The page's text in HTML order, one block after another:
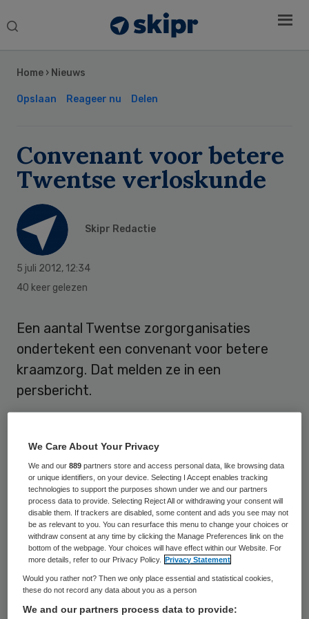
Search
Home › Nieuws
Opslaan Reageer nu Delen
Convenant voor betere
Twentse verloskunde
Skipr Redactie
5 juli 2012, 12:34
40 keer gelezen
Een aantal Twentse zorgorganisaties
ondertekent een convenant voor betere
kraamzorg. Dat melden ze in een
persbericht.
kraamzorg,BTK Zorg,Kraamzorg Excellent
Kraamzorg ZSM,VVT zorgverlenersen
Naviva kraamzorg. De bedrijven willen
komen tot één regionaal aanspreekpunt
voor kraamzorg. Dat moet leiden tot betere
kwaliteit in de gehele keten voor
geboortezorg. De organisaties zullen
afspraken maken over de inhoudelijke
afstemming in de zorgketen. Naar eigen
Sidebar
We Care About Your Privacy
We and our889 partners store and access personal data, like browsing data
or unique identifiers, on your device. Selecting I Accept enables tracking
technologies to support the purposes shown under we and our partners
process data to provide. Selecting Reject All or withdrawing your consent will
disable them. If trackers are disabled, some content and ads you see may not
be as relevant to you. You can resurface this menu to change your choices or
withdraw consent at any time by clicking the Manage Preferences link on the
bottom of the webpage. Your choices will have effect within our Website. For
more details, refer to our Privacy Policy.
Privacy Statement
Would you rather not? Then we only place essential and statistical cookies,
these do not record any data about you as a person
We and our partners process data to provide: